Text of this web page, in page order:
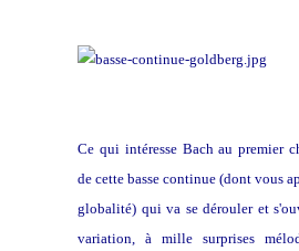
Ce qui intéresse Bach au premier
de cette basse continue (dont vous
globalité) qui va se dérouler et
variation, à mille surprises